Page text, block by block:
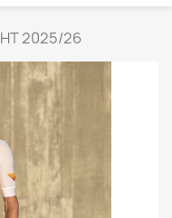
2025/26